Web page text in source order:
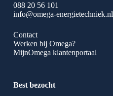
088 20 56 101
info@omega-energietechniek.nl
Contact
Werken bij Omega?
MijnOmega klantenportaal
Best bezocht